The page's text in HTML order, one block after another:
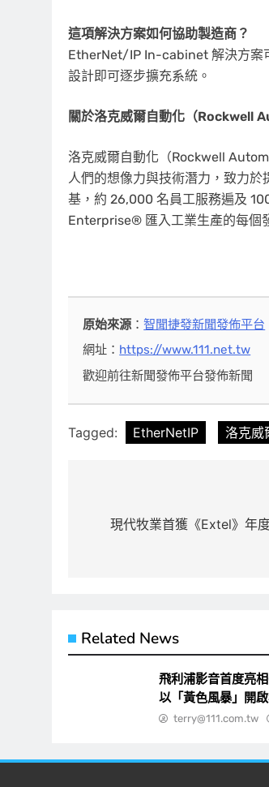
這項解決方案如何協助製造商？
EtherNet/IP In-cabinet 解決方案
設計即可逐步擴充系統。
關於洛克威爾自動化（Rockwell
洛克威爾自動化（Rockwell
人們的想像力與技術潛力，致力
基，約 26,000 名員工服務遍及
Enterprise® 匯入工業生產的每個
原始來源 ：智聞捷發新聞發佈平台
網址： https://www.111.net.tw
歡迎前往新聞發佈平台發佈新聞
Tagged: EtherNetIP 洛克威
現代牧業首獲《Extel》年
Related News
飛利浦影音首度亮
以「黃色風暴」開
terry@111.com.tw